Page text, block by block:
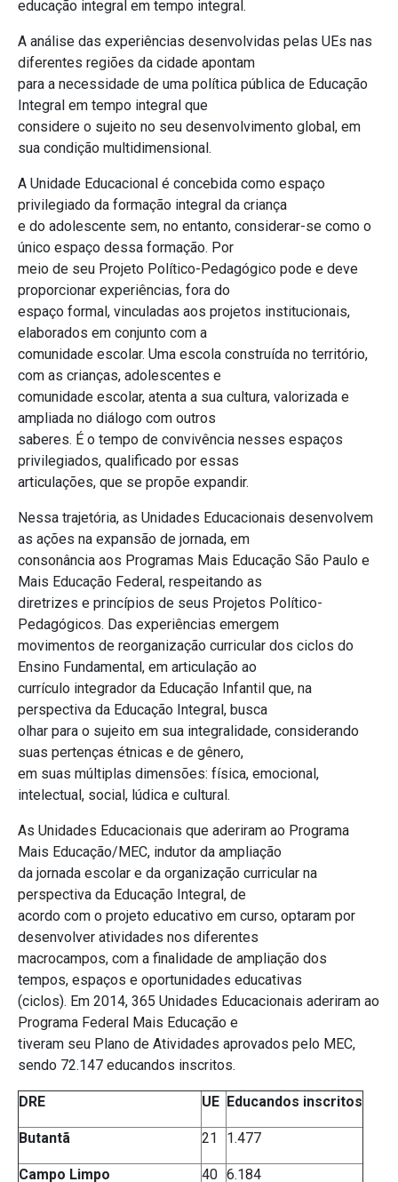
educação integral em tempo integral.
A análise das experiências desenvolvidas pelas UEs nas
diferentes regiões da cidade apontam
para a necessidade de uma política pública de Educação
Integral em tempo integral que
considere o sujeito no seu desenvolvimento global, em
sua condição multidimensional.
A Unidade Educacional é concebida como espaço
privilegiado da formação integral da criança
e do adolescente sem, no entanto, considerar-se como o
único espaço dessa formação. Por
meio de seu Projeto Político-Pedagógico pode e deve
proporcionar experiências, fora do
espaço formal, vinculadas aos projetos institucionais,
elaborados em conjunto com a
comunidade escolar. Uma escola construída no território,
com as crianças, adolescentes e
comunidade escolar, atenta a sua cultura, valorizada e
ampliada no diálogo com outros
saberes. É o tempo de convivência nesses espaços
privilegiados, qualificado por essas
articulações, que se propõe expandir.
Nessa trajetória, as Unidades Educacionais desenvolvem
as ações na expansão de jornada, em
consonância aos Programas Mais Educação São Paulo e
Mais Educação Federal, respeitando as
diretrizes e princípios de seus Projetos Político-
Pedagógicos. Das experiências emergem
movimentos de reorganização curricular dos ciclos do
Ensino Fundamental, em articulação ao
currículo integrador da Educação Infantil que, na
perspectiva da Educação Integral, busca
olhar para o sujeito em sua integralidade, considerando
suas pertenças étnicas e de gênero,
em suas múltiplas dimensões: física, emocional,
intelectual, social, lúdica e cultural.
As Unidades Educacionais que aderiram ao Programa
Mais Educação/MEC, indutor da ampliação
da jornada escolar e da organização curricular na
perspectiva da Educação Integral, de
acordo com o projeto educativo em curso, optaram por
desenvolver atividades nos diferentes
macrocampos, com a finalidade de ampliação dos
tempos, espaços e oportunidades educativas
(ciclos). Em 2014, 365 Unidades Educacionais aderiram ao
Programa Federal Mais Educação e
tiveram seu Plano de Atividades aprovados pelo MEC,
sendo 72.147 educandos inscritos.
DRE UE Educandos inscritos
Butantã 21 1.477
Campo Limpo 40 6.184